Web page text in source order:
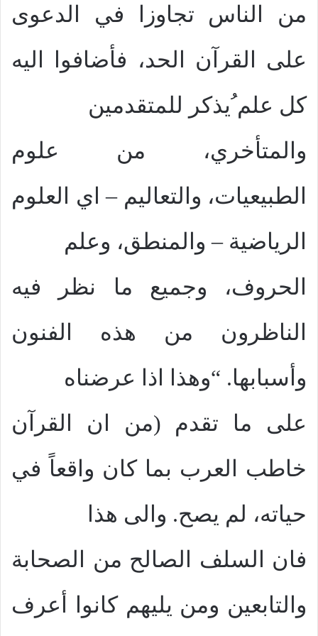
من الناس تجاوزا في الدعوى
على القرآن الحد، فأضافوا اليه
كل علم ُيذكر للمتقدمين
والمتأخري، من علوم
الطبيعيات، والتعاليم – اي العلوم
الرياضية – والمنطق، وعلم
الحروف، وجميع ما نظر فيه
الناظرون من هذه الفنون
وأسبابها. “وهذا اذا عرضناه
على ما تقدم (من ان القرآن
خاطب العرب بما كان واقعاً في
حياته، لم يصح. والى هذا
فان السلف الصالح من الصحابة
والتابعين ومن يليهم كانوا أعرف